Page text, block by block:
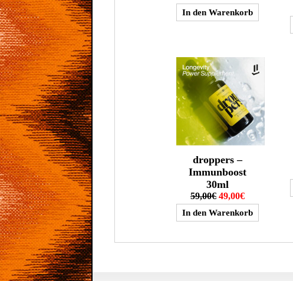
droppers –
Immunboost
30ml
59,00€ 49,00€